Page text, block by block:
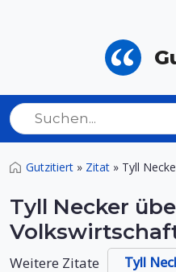
Gutzitiert » Zitat » Tyll
Tyll Necker
Weitere Zitate Tyll